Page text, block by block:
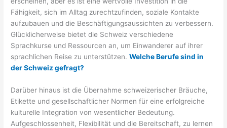
Fähigkeit, sich im Alltag zurechtzufinden, soziale Kontakte
aufzubauen und die Beschäftigungsaussichten zu verbessern.
Glücklicherweise bietet die Schweiz verschiedene
Sprachkurse und Ressourcen an, um Einwanderer auf ihrer
sprachlichen Reise zu unterstützen.Welche Berufe sind in
der Schweiz gefragt?
Darüber hinaus ist die Übernahme schweizerischer Bräuche,
Etikette und gesellschaftlicher Normen für eine erfolgreiche
kulturelle Integration von wesentlicher Bedeutung.
Aufgeschlossenheit, Flexibilität und die Bereitschaft, zu lernen